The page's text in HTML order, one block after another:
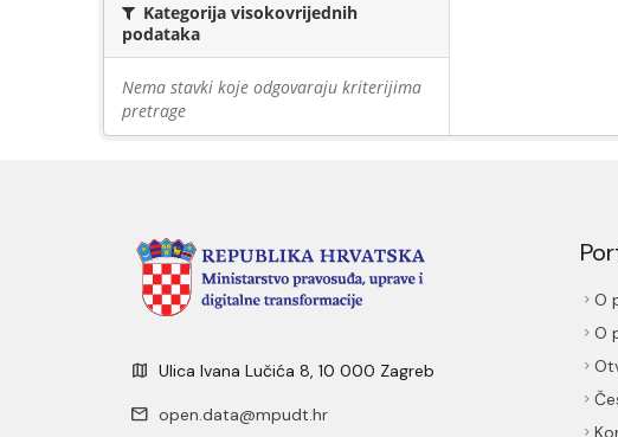
Kategorija visokovrijednih
podataka
Nema stavki koje odgovaraju kriterijima
pretrage